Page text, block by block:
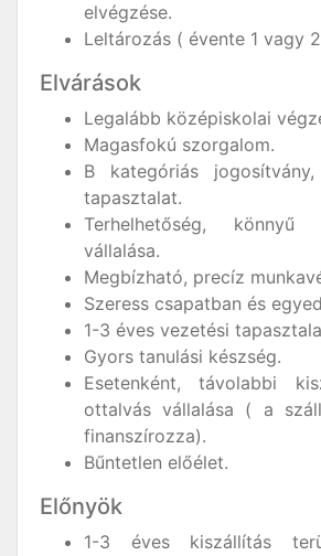
elvégzése.
Leltározás ( évente 1 vagy
Elvárások
Legalább középiskolai
Magasfokú szorgalom.
B kategóriás
tapasztalat.
Terhelhetőség,
vállalása.
Megbízható, precíz
Szeress csapatban és
1-3 éves vezetési
Gyors tanulási készség.
Esetenként, távolabbi
ottalvás vállalása ( a
finanszírozza).
Bűntetlen előélet.
Előnyök
1-3 éves kiszállítás